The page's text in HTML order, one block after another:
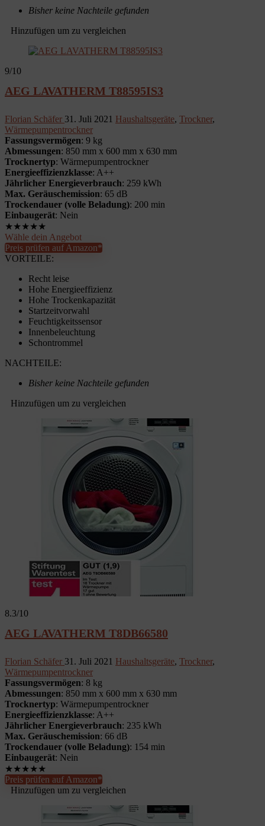
Bisher keine Nachteile gefunden
Hinzufügen um zu vergleichen
9/10
AEG LAVATHERM T88595IS3
Florian Schäfer 31. Juli 2021 Haushaltsgeräte, Trockner,
Wärmepumpentrockner
Fassungsvermögen: 9 kg
Abmessungen: 850 mm x 600 mm x 630 mm
Trocknertyp: Wärmepumpentrockner
Energieeffizienzklasse: A++
Jährlicher Energieverbrauch: 259 kWh
Max. Geräuschemission: 65 dB
Trockendauer (volle Beladung): 200 min
Einbaugerät: Nein
★★★★★
Wähle dein Angebot
Preis prüfen auf Amazon*
VORTEILE:
Recht leise
Hohe Energieeffizienz
Hohe Trockenkapazität
Startzeitvorwahl
Feuchtigkeitssensor
Innenbeleuchtung
Schontrommel
NACHTEILE:
Bisher keine Nachteile gefunden
Hinzufügen um zu vergleichen
8.3/10
AEG LAVATHERM T8DB66580
Florian Schäfer 31. Juli 2021 Haushaltsgeräte, Trockner,
Wärmepumpentrockner
Fassungsvermögen: 8 kg
Abmessungen: 850 mm x 600 mm x 630 mm
Trocknertyp: Wärmepumpentrockner
Energieeffizienzklasse: A++
Jährlicher Energieverbrauch: 235 kWh
Max. Geräuschemission: 66 dB
Trockendauer (volle Beladung): 154 min
Einbaugerät: Nein
★★★★★
Preis prüfen auf Amazon*
Hinzufügen um zu vergleichen